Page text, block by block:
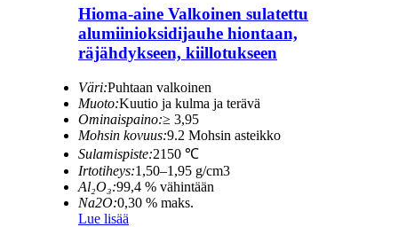
Hioma-aine Valkoinen sulatettu
alumiinioksidijauhe hiontaan,
räjähdykseen, kiillotukseen
Väri:Puhtaan valkoinen
Muoto:Kuutio ja kulma ja terävä
Ominaispaino:≥ 3,95
Mohsin kovuus:9.2 Mohsin asteikko
Sulamispiste:2150 ℃
Irtotiheys:1,50–1,95 g/cm3
Al₂O₃:99,4 % vähintään
Na2O:0,30 % maks.
Lue lisää